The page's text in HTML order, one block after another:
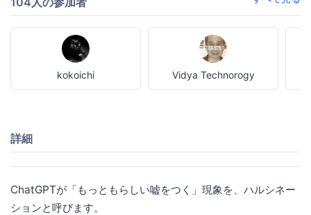
kokoichi Vidya Technorogy
詳細
ChatGPTが「もっともらしい嘘をつく」現象を、ハルシネー
ションと呼びます。